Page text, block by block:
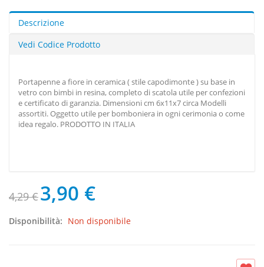
Descrizione
Vedi Codice Prodotto
Portapenne a fiore in ceramica ( stile capodimonte ) su base in
vetro con bimbi in resina, completo di scatola utile per confezioni
e certificato di garanzia. Dimensioni cm 6x11x7 circa Modelli
assortiti. Oggetto utile per bomboniera in ogni cerimonia o come
idea regalo. PRODOTTO IN ITALIA
4,29 €3,90 €
Disponibilità: Non disponibile